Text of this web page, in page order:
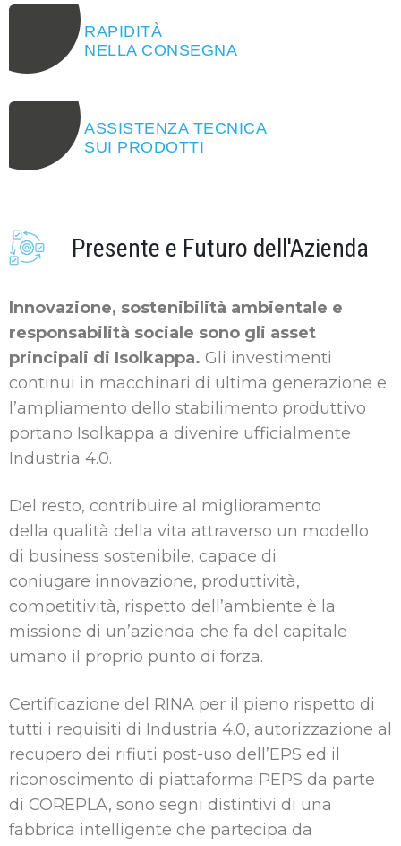
RAPIDITÀ
NELLA CONSEGNA
ASSISTENZA TECNICA
SUI PRODOTTI
Presente e Futuro dell'Azienda
Innovazione, sostenibilità ambientale e
responsabilità sociale sono gli asset
principali di Isolkappa. Gli investimenti
continui in macchinari di ultima generazione e
l’ampliamento dello stabilimento produttivo
portano Isolkappa a divenire ufficialmente
Industria 4.0.
Del resto, contribuire al miglioramento
della qualità della vita attraverso un modello
di business sostenibile, capace di
coniugare innovazione, produttività,
competitività, rispetto dell’ambiente è la
missione di un’azienda che fa del capitale
umano il proprio punto di forza.
Certificazione del RINA per il pieno rispetto di
tutti i requisiti di Industria 4.0, autorizzazione al
recupero dei rifiuti post-uso dell’EPS ed il
riconoscimento di piattaforma PEPS da parte
di COREPLA, sono segni distintivi di una
fabbrica intelligente che partecipa da